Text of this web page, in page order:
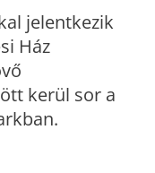
jelentkezik
Ház
kerül sor a